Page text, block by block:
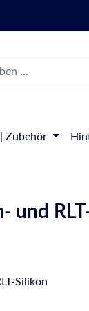
Zubehör
und